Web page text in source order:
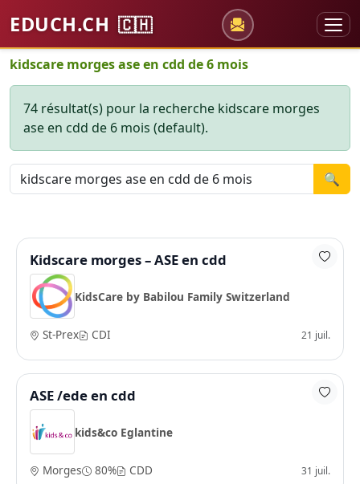
EDUCH.CH 🇨🇭
kidscare morges ase en cdd de 6 mois
74 résultat(s) pour la recherche kidscare morges
ase en cdd de 6 mois (default).
🔍
Kidscare morges – ASE en cdd
KidsCare by Babilou Family Switzerland
St-Prex CDI 21 juil.
ASE /ede en cdd
kids&co Eglantine
Morges 80% CDD 31 juil.